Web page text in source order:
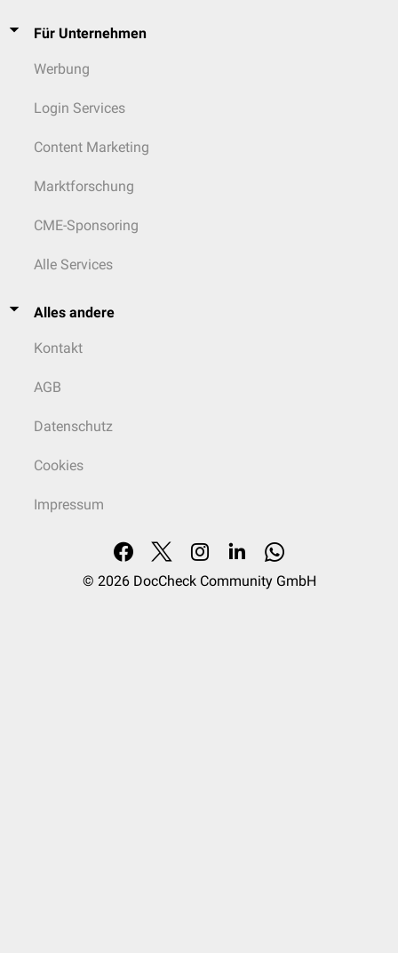
Für Unternehmen
Werbung
Login Services
Content Marketing
Marktforschung
CME-Sponsoring
Alle Services
Alles andere
Kontakt
AGB
Datenschutz
Cookies
Impressum
© 2026 DocCheck Community GmbH